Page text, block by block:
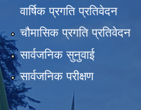
वार्षिक प्रगति प्रतिवेदन
चौमासिक प्रगति प्रतिवेदन
सार्वजनिक सुनुवाई
सार्वजनिक परीक्षण